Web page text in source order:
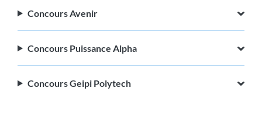
Concours Avenir
Concours Puissance Alpha
Concours Geipi Polytech